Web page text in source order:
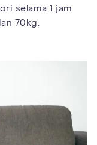
selama 1 jam
70kg.